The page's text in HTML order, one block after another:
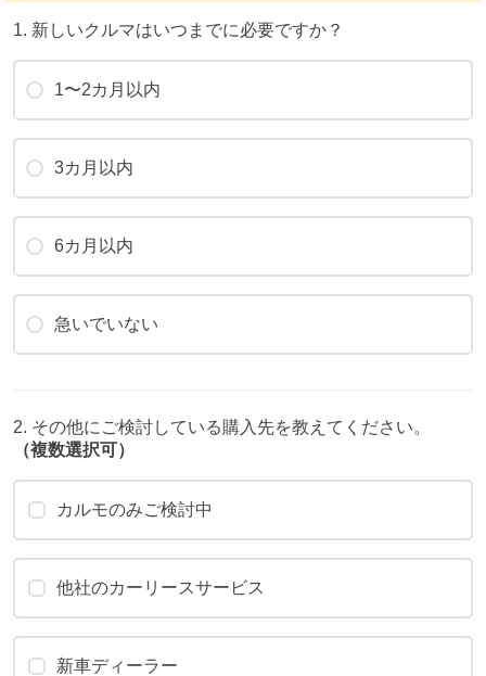
1. 新しいクルマはいつまでに必要ですか？
1〜2カ月以内
3カ月以内
6カ月以内
急いでいない
2. その他にご検討している購入先を教えてください。
（複数選択可）
カルモのみご検討中
他社のカーリースサービス
新車ディーラー